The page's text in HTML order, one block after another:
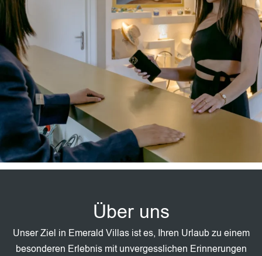
Über uns
Unser Ziel in Emerald Villas ist es, Ihren Urlaub zu einem
besonderen Erlebnis mit unvergesslichen Erinnerungen